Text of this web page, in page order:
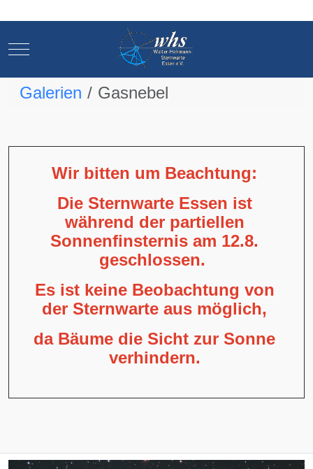
Mobile Menu Toggle
Galerien Gasnebel
Wir bitten um Beachtung:
Die Sternwarte Essen ist
während der partiellen
Sonnenfinsternis am 12.8.
geschlossen.
Es ist keine Beobachtung von
der Sternwarte aus möglich,
da Bäume die Sicht zur Sonne
verhindern.